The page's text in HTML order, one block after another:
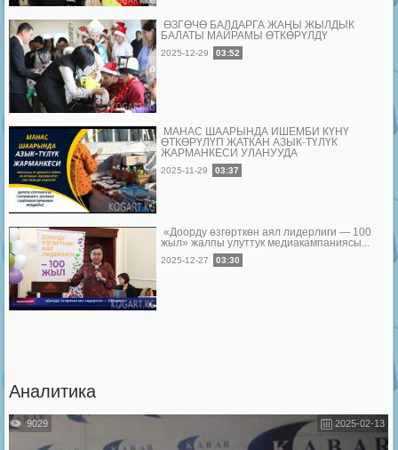
ӨЗГӨЧӨ БАЛДАРГА ЖАҢЫ ЖЫЛДЫК
БАЛАТЫ МАЙРАМЫ ӨТКӨРҮЛДҮ
2025-12-29 03:52
МАНАС ШААРЫНДА ИШЕМБИ КҮНҮ
ӨТКӨРҮЛҮП ЖАТКАН АЗЫК-ТҮЛҮК
ЖАРМАНКЕСИ УЛАНУУДА
2025-11-29 03:37
«Доорду өзгөрткөн аял лидерлиги — 100
жыл» жалпы улуттук медиакампаниясы...
2025-12-27 03:30
Аналитика
2025-02-13
9029